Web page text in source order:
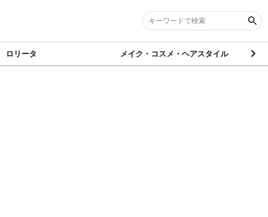
ロリータ メイク・コスメ・ヘアスタイル